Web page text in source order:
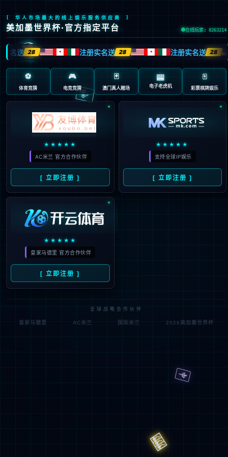
404 页面不存在。可
能你打开的是过期的
书签，或者输入了错
误的地址。
3秒后